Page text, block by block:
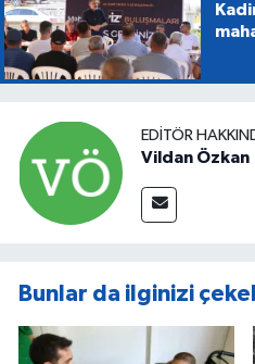
EDITÖR
Vildan Özkan
Bunlar da ilginizi